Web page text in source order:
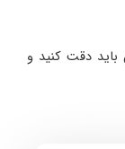
دقت کنید و